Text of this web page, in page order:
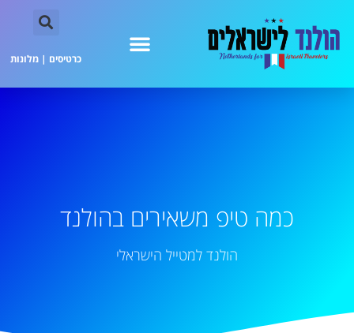
כרטיסים | מלונות
כמה טיפ משאירים בהולנד
הולנד למטייל הישראלי